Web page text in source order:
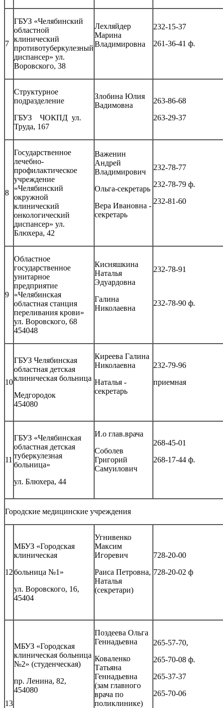
7
ГБУЗ «Челябинский
областной
клинический
противотуберкулезный
диспансер» ул.
Воровского, 38
Лехляйдер
Марина
Владимировна
232-15-37
261-36-41 ф.
Структурное
подразделение
ГБУЗ ЧОКПД ул.
Труда, 167
Злобина Юлия
Вадимовна
263-86-68
263-29-37
8
Государственное
лечебно-
профилактическое
учреждение
«Челябинский
окружной
клинический
онкологический
диспансер» ул.
Блюхера, 42
Важенин
Андрей
Владимирович
Ольга-секретарь
Вера Ивановна -
секретарь
232-78-77
232-78-79 ф.
232-81-60
9
Областное
государственное
унитарное
предприятие
«Челябинская
областная станция
переливания крови»
ул. Воровского, 68
454048
Кисняшкина
Наталья
Эдуардовна
Галина
Николаевна
232-78-91
232-78-90 ф.
10
ГБУЗ Челябинская
областная детская
клиническая больница
Медгородок
454080
Киреева Галина
Николаевна
Наталья -
секретарь
232-79-96
приемная
11
ГБУЗ «Челябинская
областная детская
туберкулезная
больница»
ул. Блюхера, 44
И.о глав.врача
Соболев
Григорий
Самуилович
268-45-01
268-17-44 ф.
Городские медицинские учреждения
12
МБУЗ «Городская
клиническая
больница №1»
ул. Воровского, 16,
45404
Угнивенко
Максим
Игоревич
Раиса Петровна,
Наталья
(секретари)
728-20-00
728-20-02 ф
13
МБУЗ «Городская
клиническая больница
№2» (студенческая)
пр. Ленина, 82,
454080
Поздеева Ольга
Геннадьевна
Коваленко
Татьяна
Геннадьевна
(зам главного
врача по
поликлинике)
265-57-70,
265-70-08 ф.
265-37-37
265-70-06